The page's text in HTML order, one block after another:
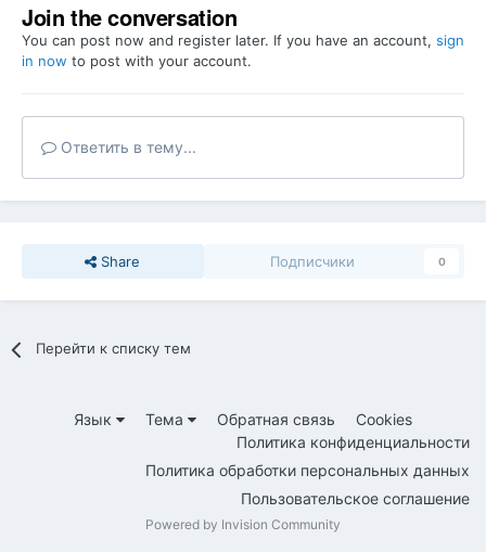
Join the conversation
You can post now and register later. If you have an account, sign
in now to post with your account.
Ответить в тему...
Share Подписчики 0
Перейти к списку тем
Язык Тема Обратная связь
Cookies
Политика конфиденциальности
Политика обработки персональных данных
Пользовательское соглашение
Powered by Invision Community